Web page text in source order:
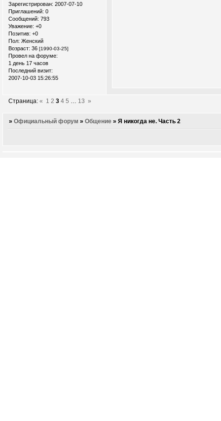
Зарегистрирован: 2007-07-10
Приглашений: 0
Сообщений: 793
Уважение: +0
Позитив: +0
Пол: Женский
Возраст: 36 [1990-03-25]
Провел на форуме:
1 день 17 часов
Последний визит:
2007-10-03 15:26:55
Страница:« 1 2 3 4 5 13 »
»Официальный форум »Общение »Я никогда не. Часть 2